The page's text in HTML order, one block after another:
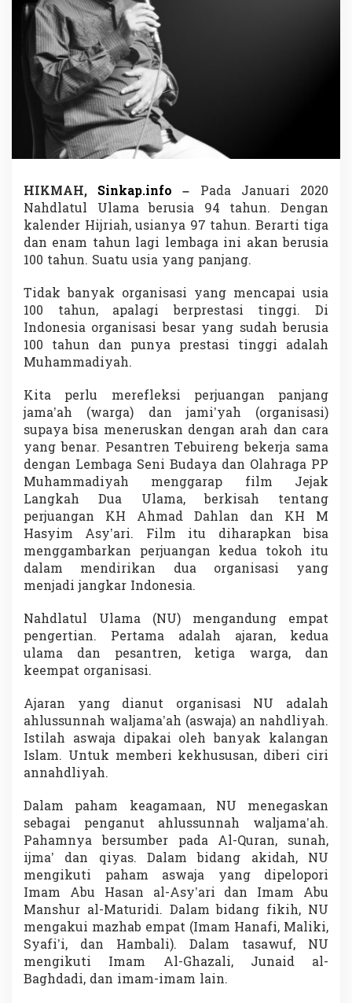
a
l
a
h
u
d
d
i
n
W
a
h
d
'
R
e
f
l
k
s
i
9
4
h
u
n
N
U
HIKMAH, Sinkap.info – Pada Januari 2020
Nahdlatul Ulama berusia 94 tahun. Dengan
kalender Hijriah, usianya 97 tahun. Berarti tiga
dan enam tahun lagi lembaga ini akan berusia
100 tahun. Suatu usia yang panjang.
Tidak banyak organisasi yang mencapai usia
100 tahun, apalagi berprestasi tinggi. Di
Indonesia organisasi besar yang sudah berusia
100 tahun dan punya prestasi tinggi adalah
Muhammadiyah.
Kita perlu merefleksi perjuangan panjang
jama’ah (warga) dan jami’yah (organisasi)
supaya bisa meneruskan dengan arah dan cara
yang benar. Pesantren Tebuireng bekerja sama
dengan Lembaga Seni Budaya dan Olahraga PP
Muhammadiyah menggarap film Jejak
Langkah Dua Ulama, berkisah tentang
perjuangan KH Ahmad Dahlan dan KH M
Hasyim Asy’ari. Film itu diharapkan bisa
menggambarkan perjuangan kedua tokoh itu
dalam mendirikan dua organisasi yang
menjadi jangkar Indonesia.
Nahdlatul Ulama (NU) mengandung empat
pengertian. Pertama adalah ajaran, kedua
ulama dan pesantren, ketiga warga, dan
keempat organisasi.
Ajaran yang dianut organisasi NU adalah
ahlussunnah waljama’ah (aswaja) an nahdliyah.
Istilah aswaja dipakai oleh banyak kalangan
Islam. Untuk memberi kekhususan, diberi ciri
annahdliyah.
Dalam paham keagamaan, NU menegaskan
sebagai penganut ahlussunnah waljama’ah.
Pahamnya bersumber pada Al-Quran, sunah,
ijma’ dan qiyas. Dalam bidang akidah, NU
mengikuti paham aswaja yang dipelopori
Imam Abu Hasan al-Asy’ari dan Imam Abu
Manshur al-Maturidi. Dalam bidang fikih, NU
mengakui mazhab empat (Imam Hanafi, Maliki,
Syafi’i, dan Hambali). Dalam tasawuf, NU
mengikuti Imam Al-Ghazali, Junaid al-
Baghdadi, dan imam-imam lain.